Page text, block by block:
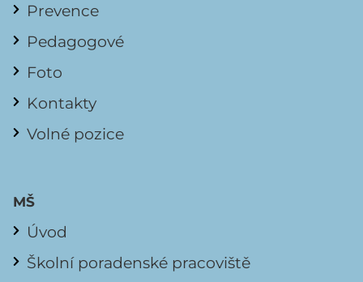
Prevence
Pedagogové
Foto
Kontakty
Volné pozice
MŠ
Úvod
Školní poradenské pracoviště